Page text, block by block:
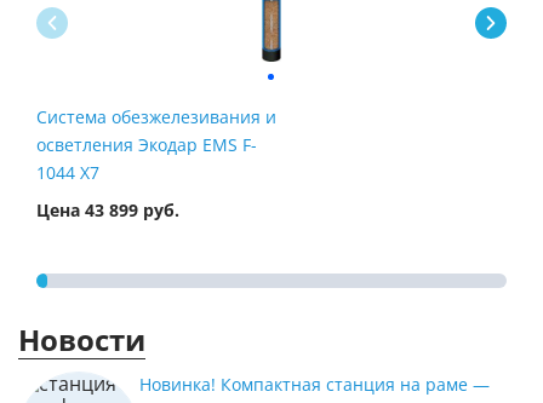
Система обезжелезивания и
осветления Экодар EMS F-
1044 X7
Цена 43 899 руб.
Новости
Новинка! Компактная станция на раме —